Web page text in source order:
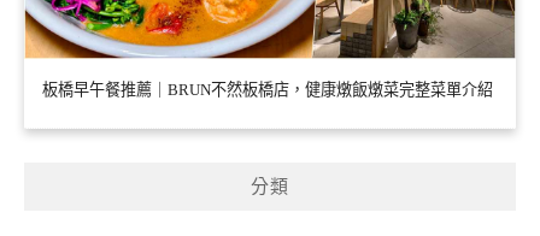
板橋早午餐推薦｜BRUN不然板橋店，健康燉飯燉菜完整菜單介紹
分類